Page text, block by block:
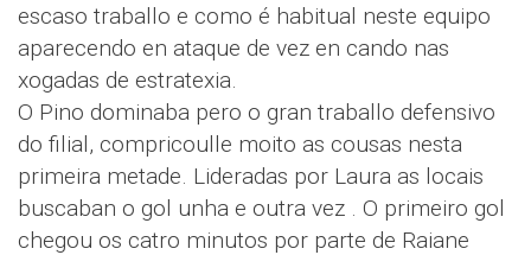
escaso traballo e como é habitual neste equipo
aparecendo en ataque de vez en cando nas
xogadas de estratexia.
O Pino dominaba pero o gran traballo defensivo
do filial, compricoulle moito as cousas nesta
primeira metade. Lideradas por Laura as locais
buscaban o gol unha e outra vez . O primeiro gol
chegou os catro minutos por parte de Raiane